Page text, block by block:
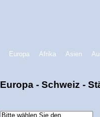
Europa Afrika Asien
Europa - Schweiz -